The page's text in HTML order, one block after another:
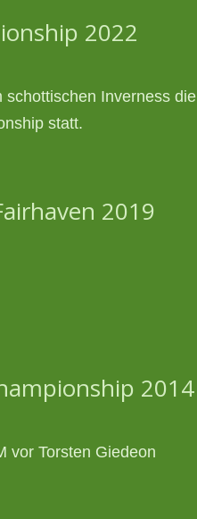
2022
schottischen Inverness die
statt.
2019
2014
vor Torsten Giedeon